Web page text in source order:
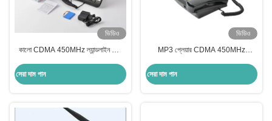
ভিডিও
কালো CDMA 450MHz ল্যান্ডলাইন ফোন
সেরা দাম পান
ভিডিও
MP3 প্লেয়ার CDMA 450MHz
সেরা দাম পান